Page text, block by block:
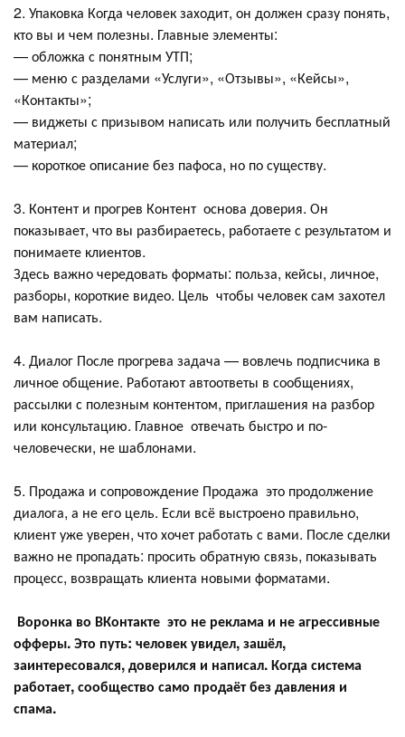
2. Упаковка Когда человек заходит, он должен сразу понять,
кто вы и чем полезны. Главные элементы:
— обложка с понятным УТП;
— меню с разделами «Услуги», «Отзывы», «Кейсы»,
«Контакты»;
— виджеты с призывом написать или получить бесплатный
материал;
— короткое описание без пафоса, но по существу.
3. Контент и прогрев Контент основа доверия. Он
показывает, что вы разбираетесь, работаете с результатом и
понимаете клиентов.
Здесь важно чередовать форматы: польза, кейсы, личное,
разборы, короткие видео. Цель чтобы человек сам захотел
вам написать.
4. Диалог После прогрева задача — вовлечь подписчика в
личное общение. Работают автоответы в сообщениях,
рассылки с полезным контентом, приглашения на разбор
или консультацию. Главное отвечать быстро и по-
человечески, не шаблонами.
5. Продажа и сопровождение Продажа это продолжение
диалога, а не его цель. Если всё выстроено правильно,
клиент уже уверен, что хочет работать с вами. После сделки
важно не пропадать: просить обратную связь, показывать
процесс, возвращать клиента новыми форматами.
Воронка во ВКонтакте это не реклама и не агрессивные
офферы. Это путь: человек увидел, зашёл,
заинтересовался, доверился и написал. Когда система
работает, сообщество само продаёт без давления и
спама.